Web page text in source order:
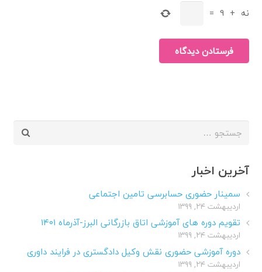
نه +
9
=
فرستادن دیدگاه
جستجو
آخرین اخبار
سمینار حضوری حسابرسی تامین اجتماعی
اردیبهشت ۲۴, ۱۳۹۹
تقویم دوره های آموزشی اتاق بازرگانی البرز-آذرماه ۱۴۰۱
اردیبهشت ۲۴, ۱۳۹۹
دوره آموزشی حضوری نقش وکیل دادگستری در فرایند داوری
اردیبهشت ۲۴, ۱۳۹۹